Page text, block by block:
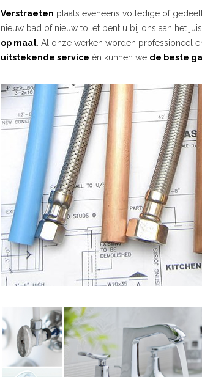
Verstraeten plaats eveneens volledige of
nieuw bad of nieuw toilet bent u bij ons aan het
op maat . Al onze werken worden professioneel
uitstekende service én kunnen we de beste